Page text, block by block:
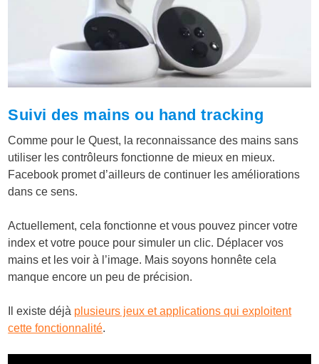
Suivi des mains ou hand tracking
Comme pour le Quest, la reconnaissance des mains sans
utiliser les contrôleurs fonctionne de mieux en mieux.
Facebook promet d’ailleurs de continuer les améliorations
dans ce sens.
Actuellement, cela fonctionne et vous pouvez pincer votre
index et votre pouce pour simuler un clic. Déplacer vos
mains et les voir à l’image. Mais soyons honnête cela
manque encore un peu de précision.
Il existe déjà plusieurs jeux et applications qui exploitent
cette fonctionnalité.